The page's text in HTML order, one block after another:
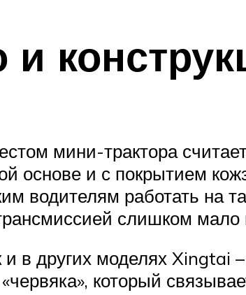
и
мини-трактора
основе и с покрытием
водителям работать на
слишком мало
в других моделях Xingtai
который